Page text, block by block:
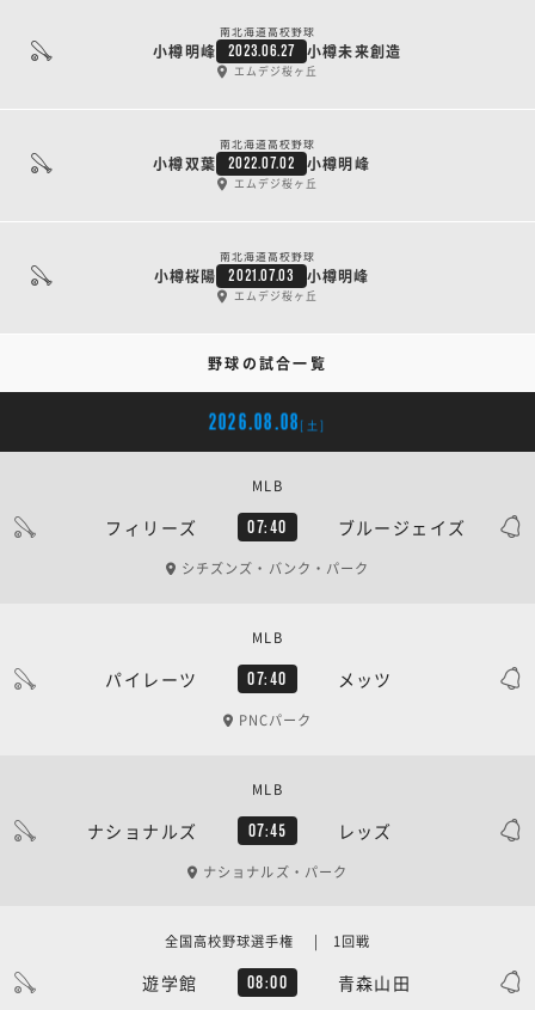
南北海道高校野球
小樽明峰 2023.06.27 小樽未来創造
エムデジ桜ヶ丘
南北海道高校野球
小樽双葉 2022.07.02 小樽明峰
エムデジ桜ヶ丘
南北海道高校野球
小樽桜陽 2021.07.03 小樽明峰
エムデジ桜ヶ丘
野球の試合一覧
2026.08.08 [土]
フィリーズ 07:40 ブルージェイズ
MLB
シチズンズ・バンク・パーク
パイレーツ 07:40 メッツ
MLB
PNCパーク
ナショナルズ 07:45 レッズ
MLB
ナショナルズ・パーク
遊学館 08:00 青森山田
全国高校野球選手権 | 1回戦